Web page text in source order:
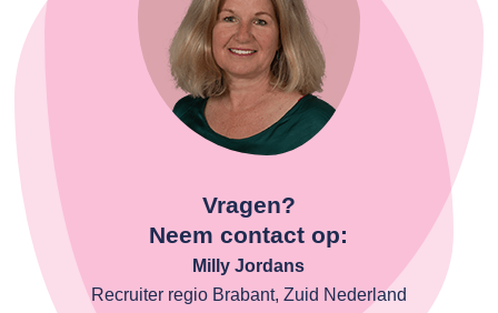
Vragen?
Neem contact op:
Milly Jordans
Recruiter regio Brabant, Zuid Nederland